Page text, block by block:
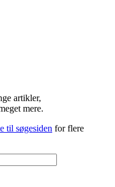
artikler,
mere.
til søgesiden for flere